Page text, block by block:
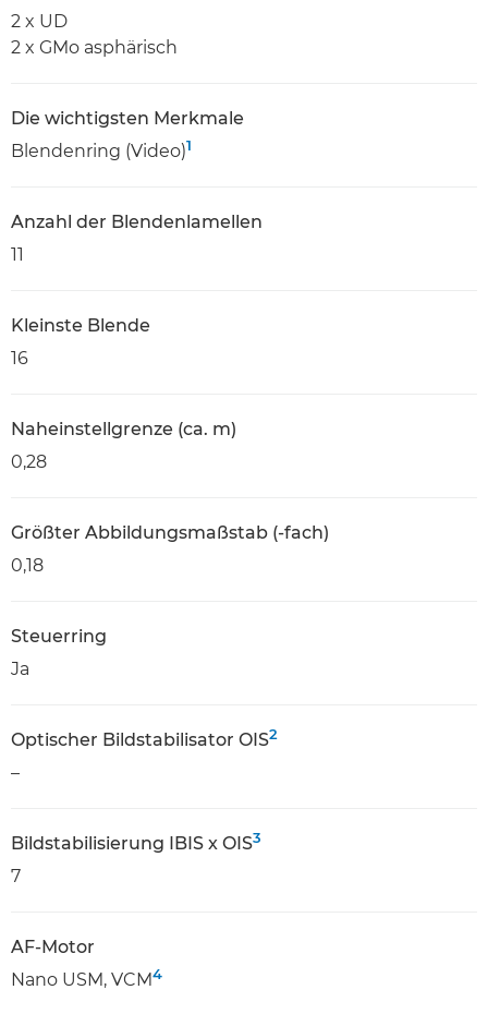
2 x UD
2 x GMo asphärisch
Die wichtigsten Merkmale
Blendenring (Video)1
Anzahl der Blendenlamellen
11
Kleinste Blende
16
Naheinstellgrenze (ca. m)
0,28
Größter Abbildungsmaßstab (-fach)
0,18
Steuerring
Ja
Optischer Bildstabilisator OIS2
–
Bildstabilisierung IBIS x OIS3
7
AF-Motor
Nano USM, VCM4